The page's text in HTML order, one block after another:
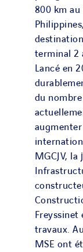
800 km
terminal 2
Lancé en
du
MGCJV,
travaux.
MSE ont